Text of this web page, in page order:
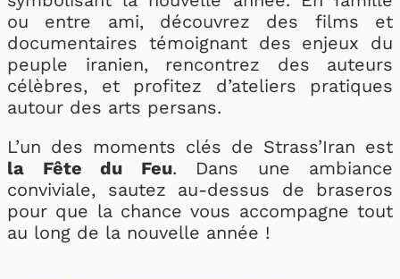
ou entre ami, découvrez des films et
documentaires témoignant des enjeux du
peuple iranien, rencontrez des auteurs
célèbres, et profitez d’ateliers pratiques
autour des arts persans.
L’un des moments clés de Strass’Iran est
la Fête du Feu. Dans une ambiance
conviviale, sautez au-dessus de braseros
pour que la chance vous accompagne tout
au long de la nouvelle année !